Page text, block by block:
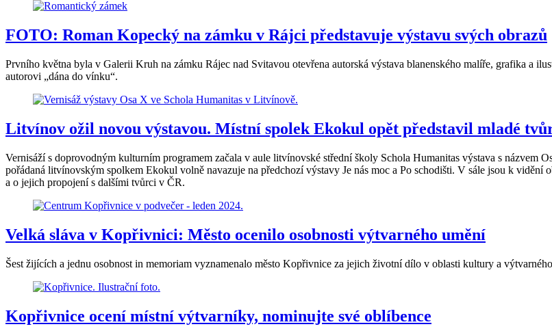
FOTO: Roman Kopecký na zámku v Rájci představuje výstavu svých obrazů
Prvního května byla v Galerii Kruh na zámku Rájec nad Svitavou otevřena autorská výstava blanenského malíře, grafika a
autorovi „dána do vínku“.
Litvínov ožil novou výstavou. Místní spolek Ekokul opět představil mladé
Vernisáží s doprovodným kulturním programem začala v aule litvínovské střední školy Schola Humanitas výstava s názvem
pořádaná litvínovským spolkem Ekokul volně navazuje na předchozí výstavy Je nás moc a Po schodišti. V sále jsou k
a o jejich propojení s dalšími tvůrci v ČR.
Velká sláva v Kopřivnici: Město ocenilo osobnosti výtvarného umění
Šest žijících a jednu osobnost in memoriam vyznamenalo město Kopřivnice za jejich životní dílo v oblasti kultury a
Kopřivnice ocení místní výtvarníky, nominujte své oblíbence